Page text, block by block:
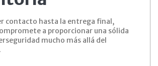
contacto hasta la entrega final,
a proporcionar una sólida
mucho más allá del